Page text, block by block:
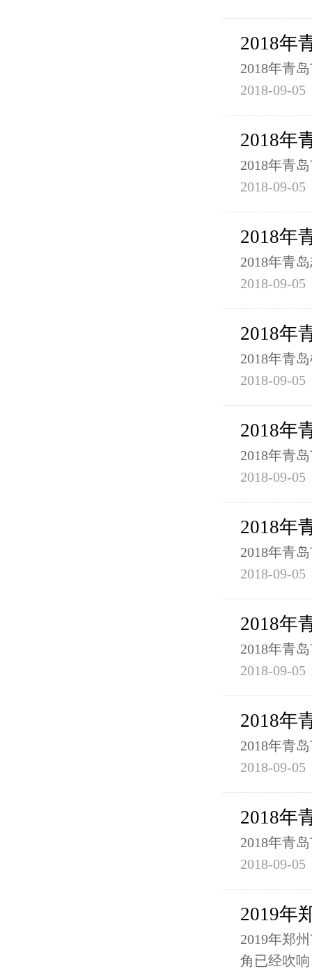
2018年
2018年青
2018-09-05
2018年
2018年青
2018-09-05
2018年
2018年青
2018-09-05
2018年
2018年青
2018-09-05
2018年
2018年青
2018-09-05
2018年
2018年青
2018-09-05
2018年
2018年青
2018-09-05
2018年
2018年青
2018-09-05
2018年
2018年青
2018-09-05
2019年
2019年郑
角已经吹